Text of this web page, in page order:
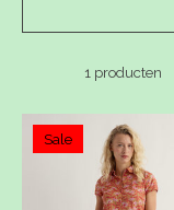
1 producten
Sale